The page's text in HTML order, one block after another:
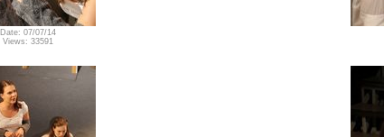
Date: 07/07/14
Views: 33591